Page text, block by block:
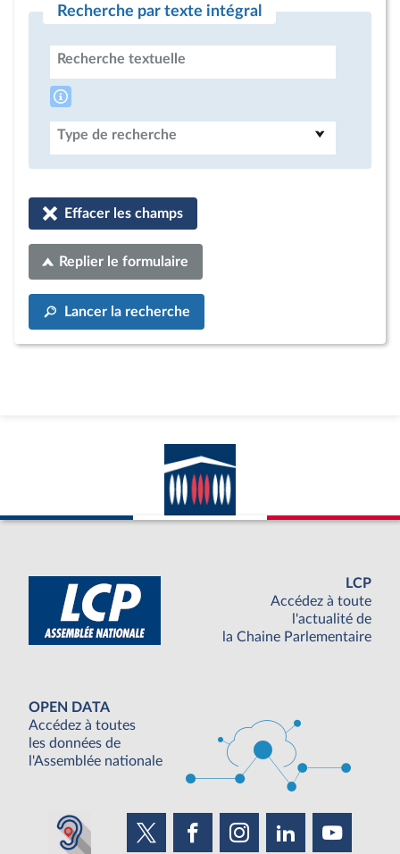
Recherche par texte intégral
Recherche textuelle
Type de recherche
Effacer les champs
Replier le formulaire
Lancer la recherche
LCP
Accédez à toute
l'actualité de
la Chaine Parlementaire
OPEN DATA
Accédez à toutes
les données de
l'Assemblée nationale